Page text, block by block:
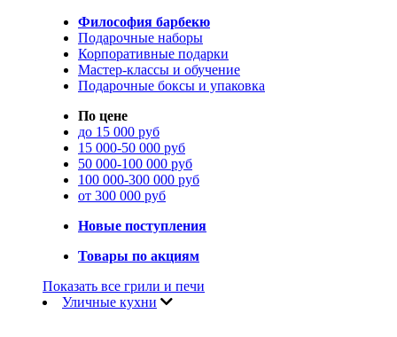
Философия барбекю
Подарочные наборы
Корпоративные подарки
Мастер-классы и обучение
Подарочные боксы и упаковка
По цене
до 15 000 руб
15 000-50 000 руб
50 000-100 000 руб
100 000-300 000 руб
от 300 000 руб
Новые поступления
Товары по акциям
Показать все грили и печи
Уличные кухни